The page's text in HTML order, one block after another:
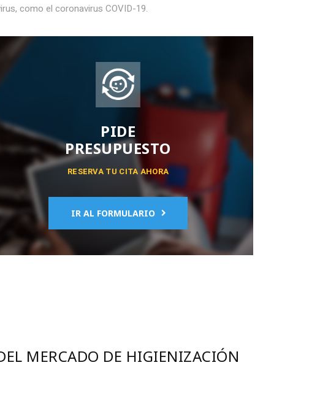
como el coronavirus COVID-19.
PIDE
PRESUPUESTO
RESERVA TU CITA AHORA
IR AL FORMULARIO
MERCADO DE HIGIENIZACIÓN